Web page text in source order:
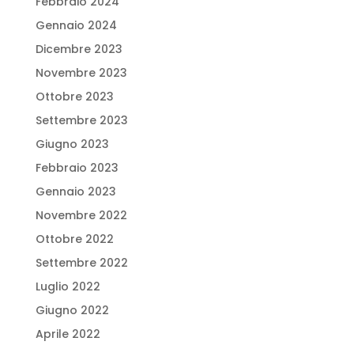
Gennaio 2024
Dicembre 2023
Novembre 2023
Ottobre 2023
Settembre 2023
Giugno 2023
Febbraio 2023
Gennaio 2023
Novembre 2022
Ottobre 2022
Settembre 2022
Luglio 2022
Giugno 2022
Aprile 2022